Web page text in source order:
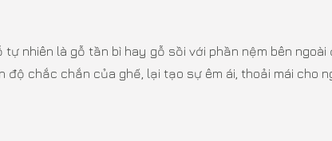
nhiên là gỗ tần bì hay gỗ sồi với phần nệm bên
chắc chắn của ghế, lại tạo sự êm ái, thoải mái cho